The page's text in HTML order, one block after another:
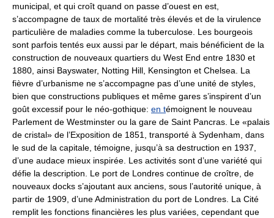
municipal, et qui croît quand on passe d’ouest en est,
s’accompagne de taux de mortalité très élevés et de la virulence
particulière de maladies comme la tuberculose. Les bourgeois
sont parfois tentés eux aussi par le départ, mais bénéficient de la
construction de nouveaux quartiers du West End entre 1830 et
1880, ainsi Bayswater, Notting Hill, Kensington et Chelsea. La
fièvre d’urbanisme ne s’accompagne pas d’une unité de styles,
bien que constructions publiques et même gares s’inspirent d’un
goût excessif pour le néo-gothique: en témoignent le nouveau
Parlement de Westminster ou la gare de Saint Pancras. Le «palais
de cristal» de l’Exposition de 1851, transporté à Sydenham, dans
le sud de la capitale, témoigne, jusqu’à sa destruction en 1937,
d’une audace mieux inspirée. Les activités sont d’une variété qui
défie la description. Le port de Londres continue de croître, de
nouveaux docks s’ajoutant aux anciens, sous l’autorité unique, à
partir de 1909, d’une Administration du port de Londres. La Cité
remplit les fonctions financières les plus variées, cependant que